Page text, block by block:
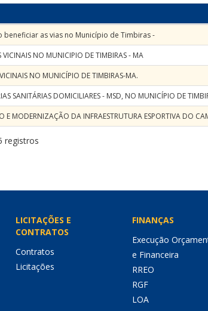
as vias no Município de Timbiras -
VICINAIS NO MUNICIPIO DE TIMBIRAS - MA
NO MUNICÍPIO DE TIMBIRAS-MA.
SANITÁRIAS DOMICILIARES - MSD, NO MUNICÍPIO DE
MODERNIZAÇÃO DA INFRAESTRUTURA ESPORTIVA DO
registros
LICITAÇÕES E
CONTRATOS
Contratos
Licitações
FINANÇAS
Execução
e Financeira
RREO
RGF
LOA